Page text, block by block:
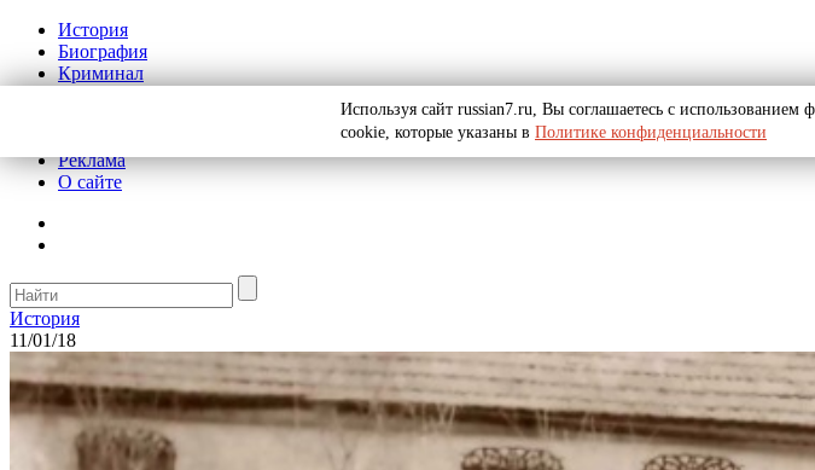
История
Биография
Криминал
Реклама
О сайте
История
11/01/18
Используя сайт russian7.ru, Вы соглашаетесь с использованием
cookie, которые указаны в Политике конфиденциальности